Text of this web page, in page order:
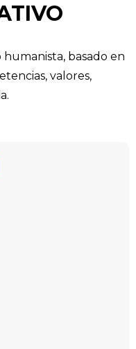
basado en
valores,